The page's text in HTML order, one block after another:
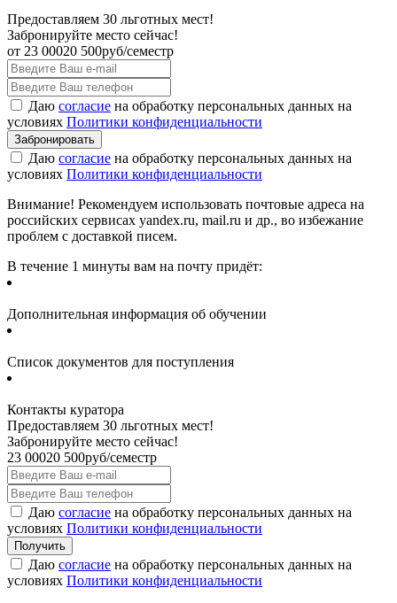
Предоставляем 30 льготных мест!
Забронируйте место сейчас!
от 23 00020 500руб/семестр
Даю согласие на обработку персональных данных на
условиях Политики конфиденциальности
Даю согласие на обработку персональных данных на
условиях Политики конфиденциальности
Внимание! Рекомендуем использовать почтовые адреса на
российских сервисах yandex.ru, mail.ru и др., во избежание
проблем с доставкой писем.
В течение 1 минуты вам на почту придёт:
Дополнительная информация об обучении
Список документов для поступления
Контакты куратора
Предоставляем 30 льготных мест!
Забронируйте место сейчас!
23 00020 500руб/семестр
Даю согласие на обработку персональных данных на
условиях Политики конфиденциальности
Даю согласие на обработку персональных данных на
условиях Политики конфиденциальности